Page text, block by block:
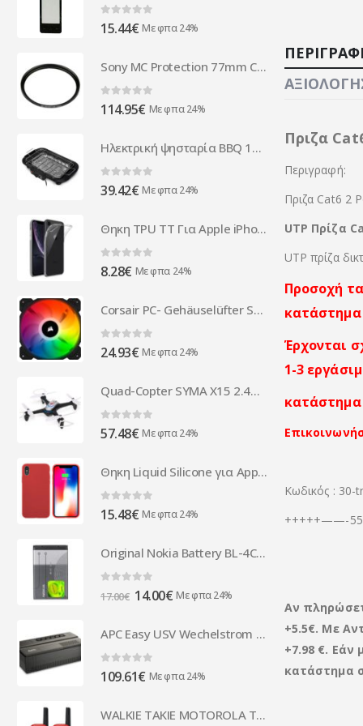
Πριζα
Περιγραφή:
Πριζα Cat6 2
UTP Πρίζα
UTP πρίζα
Προσοχή
κατάστημα
Έρχονται
1-3
Κωδικός : 30-
+++++——-
Αν
+5.5€. Με
+7.98 €. Εάν
κατάστημα
0 out of 5
15.44€ Με φπα 24%
Sony MC Protection 77mm Carl Zeiss T - VF77MPAM.AE
0 out of 5
114.95€ Με φπα 24%
Ηλεκτρική ψησταρία BBQ 1800W Well BBQ-ECS03 ( 43080 )
0 out of 5
39.42€ Με φπα 24%
Θηκη TPU TT Για Apple iPhone XR Διαφανη
0out of 5
8.28€ Με φπα 24%
Corsair PC- Gehäuselüfter SP140 RGB PRO CO-9050095-WW
0 out of 5
24.93€ Με φπα 24%
Quad-Copter SYMA X15 2.4G 4-Channel with Gyro (Black)
0 out of 5
57.48€ Με φπα 24%
Θηκη Liquid Silicone για Apple iPhone X/Xs Κοκκινη
0 out of 5
15.48€ Με φπα 24%
Original Nokia Battery BL-4C bulk
out of 5
17.00€ Original
was:
14.00€Η
τιμή
Με φπα 24%
APC Easy USV Wechelstrom 230V BV800I
0 out of 5
109.61€ Με φπα 24%
WALKIE TAKIE MOTOROLA TALKABOUT T42 4Km red SET